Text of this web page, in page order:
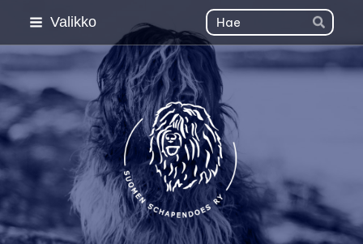
Siirry
sisältöön
Valikko Haku
Hae
Suomen Schapendoes